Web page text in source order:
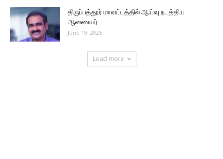
திருப்பத்தூர் மாவட்டத்தில் ஆய்வு நடத்திய
ஆணையர்
June 19, 2025
Load more